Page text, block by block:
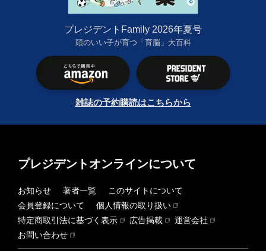
プレジデントFamily 2026年夏号
頭のいい子が育つ「育脳」大百科
雑誌の予約購読はこちらから
プレジデントオンラインについて
お知らせ 著者一覧
このサイトについて
会員登録について
個人情報の取り扱い
特定商取引法に基づく表示
広告掲載
運営会社
お問い合わせ